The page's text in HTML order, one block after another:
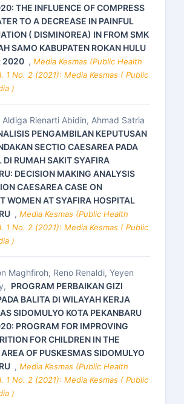
THE INFLUENCE OF COMPRESS
TO A DECREASE IN PAINFUL
( DISMINOREA) IN FROM SMK
SAMO KABUPATEN ROKAN HULU
2020 , Media Kesmas (Public Health
1 No. 2 (2021): Media Kesmas ( Public
)
Aldiga Rienarti Abidin, Ahmad Satria
PENGAMBILAN KEPUTUSAN
SECTIO CAESAREA PADA
DI RUMAH SAKIT SYAFIRA
DECISION MAKING ANALYSIS
CAESAREA CASE ON
WOMEN AT SYAFIRA HOSPITAL
, Media Kesmas (Public Health
1 No. 2 (2021): Media Kesmas ( Public
)
Maghfiroh, Reno Renaldi, Yeyen
PROGRAM PERBAIKAN GIZI
BALITA DI WILAYAH KERJA
SIDOMULYO KOTA PEKANBARU
PROGRAM FOR IMPROVING
FOR CHILDREN IN THE
OF PUSKESMAS SIDOMULYO
, Media Kesmas (Public Health
1 No. 2 (2021): Media Kesmas ( Public
)